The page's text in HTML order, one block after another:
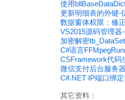
使用
更新明细表的外键-
数据窗体权限：修
VS2015源码管理
加密解密
C#语言
CSFramework代码
微信支付后台服务
C#.NET IP端口绑
其它资料：